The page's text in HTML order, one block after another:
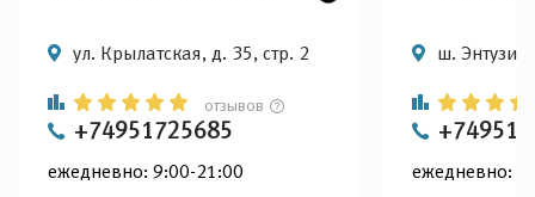
ул. Крылатская, д. 35, стр. 2
отзывов
+74951725685
ежедневно: 9:00-21:00
ш.
ежедневно: